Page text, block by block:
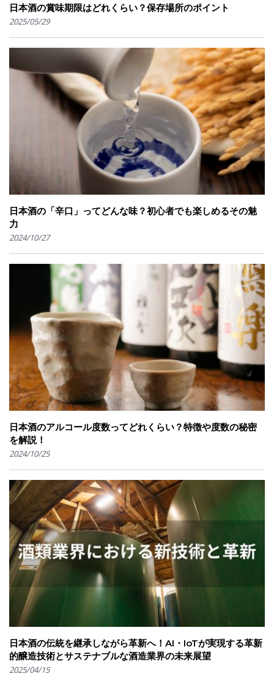
日本酒の賞味期限はどれくらい？保存場所のポイント
2025/05/29
日本酒の「辛口」ってどんな味？初心者でも楽しめるその魅
力
2024/10/27
日本酒のアルコール度数ってどれくらい？特徴や度数の秘密
を解説！
2024/10/25
日本酒の伝統を継承しながら革新へ！AI・IoTが実現する革新
的醸造技術とサステナブルな酒造業界の未来展望
2025/04/15